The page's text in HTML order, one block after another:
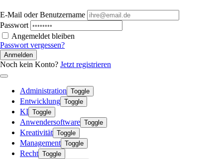
E-Mail oder Benutzername
Passwort
Angemeldet bleiben
Passwort vergessen?
Anmelden
Noch kein Konto? Jetzt registrieren
Administration Toggle
Entwicklung Toggle
KI Toggle
Anwendersoftware Toggle
Kreativität Toggle
Management Toggle
Recht Toggle